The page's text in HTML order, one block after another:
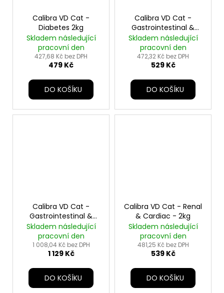
Calibra VD Cat -
Diabetes 2kg
Skladem následující
pracovní den
427,68 Kč bez DPH
479 Kč
DO KOŠÍKU
Calibra VD Cat -
Gastrointestinal &
Pancreas - 2kg
Skladem následující
pracovní den
472,32 Kč bez DPH
529 Kč
DO KOŠÍKU
Calibra VD Cat -
Gastrointestinal &
Pancreas - 5kg
Skladem následující
pracovní den
1 008,04 Kč bez DPH
1 129 Kč
DO KOŠÍKU
Calibra VD Cat - Renal
& Cardiac - 2kg
Skladem následující
pracovní den
481,25 Kč bez DPH
539 Kč
DO KOŠÍKU